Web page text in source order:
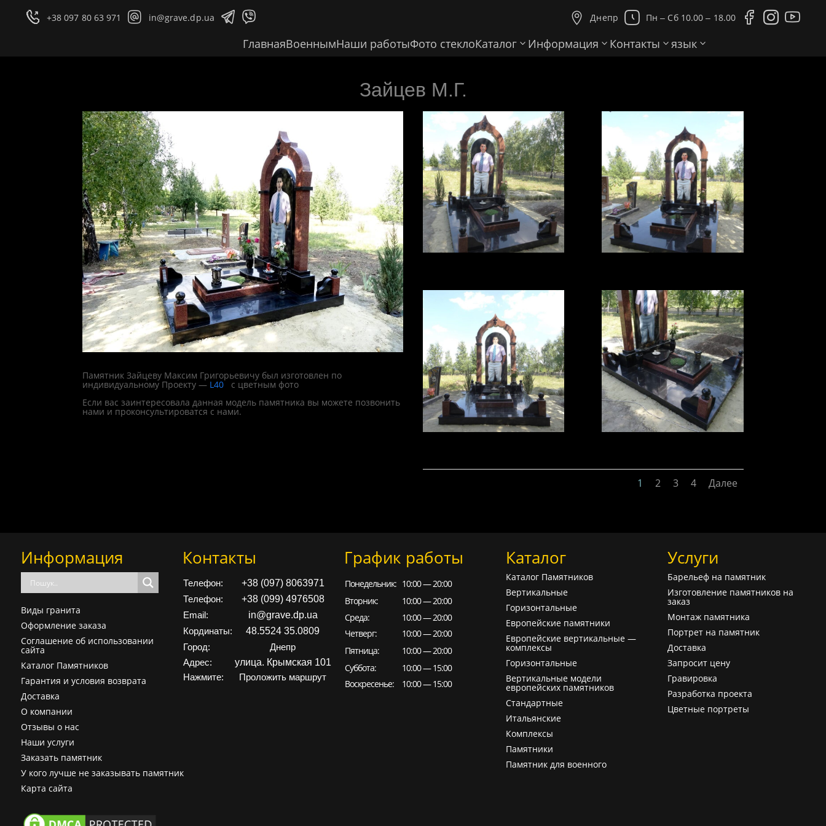
 +38 097 80 63 971  in@grave.dp.ua    Днепр  Пн ‒ Сб 10.00 ‒ 18.00   
ГлавнаяВоеннымНаши работыФото стеклоКаталог Информация Контакты язык
Зайцев М.Г.
Памятник Зайцеву Максим Григорьевичу был изготовлен по
индивидуальному Проекту — L40
с цветным фото
Если вас заинтересовала данная модель памятника вы можете позвонить
нами и проконсультироватся с нами.
1 2 3 4 Далее
Информация
Виды гранита
Оформление заказа
Соглашение об использовании
сайта
Каталог Памятников
Гарантия и условия возврата
Доставка
О компании
Отзывы о нас
Наши услуги
Заказать памятник
У кого лучше не заказывать памятник
Карта сайта
Контакты
Телефон: +38 (097) 8063971
Телефон: +38 (099) 4976508
Email: in@grave.dp.ua
Кординаты: 48.5524 35.0809
Город:
Днепр
Адрес:
улица. Крымская 101
Нажмите: Проложить маршрут
График работы
Понедельник: 10:00 — 20:00
Вторник:
10:00 — 20:00
Среда:
10:00 — 20:00
Четверг:
10:00 — 20:00
Пятница:
10:00 — 20:00
Суббота:
10:00 — 15:00
Воскресенье:
10:00 — 15:00
Каталог
Каталог Памятников
Вертикальные
Горизонтальные
Европейские памятники
Европейские вертикальные —
комплексы
Горизонтальные
Вертикальные модели
европейских памятников
Cтандартные
Итальянские
Комплексы
Памятники
Памятник для военного
Услуги
Барельеф на памятник
Изготовление памятников на
заказ
Монтаж памятника
Портрет на памятник
Доставка
Запросит цену
Гравировка
Разработка проекта
Цветные портреты